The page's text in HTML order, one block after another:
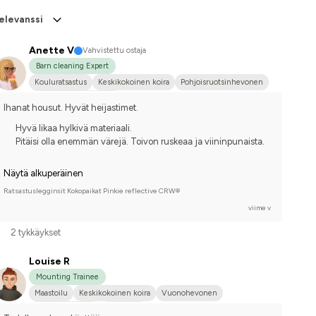
Anette V
Vahvistettu ostaja
Barn cleaning Expert
Kouluratsastus
Keskikokoinen koira
Pohjoisruotsinhevonen
Ihanat housut. Hyvät heijastimet.
Hyvä likaa hylkivä materiaali.
Pitäisi olla enemmän värejä. Toivon ruskeaa ja viininpunaista.
Näytä alkuperäinen
Ratsastuslegginsit Kokopaikat Pinkie reflective CRW®
viime v
2 tykkäykset
Louise R
Mounting Trainee
Maastoilu
Keskikokoinen koira
Vuonohevonen